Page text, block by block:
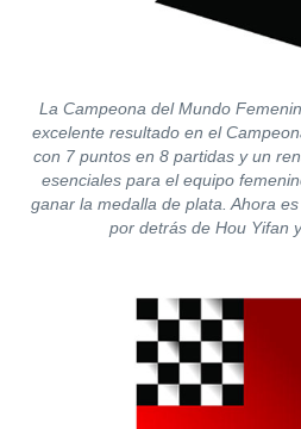
La Campeona del Mundo
excelente resultado en el
con 7 puntos en 8 partidas y un
esenciales para el equipo
ganar la medalla de plata. Ahora
por detrás de Hou Yifan